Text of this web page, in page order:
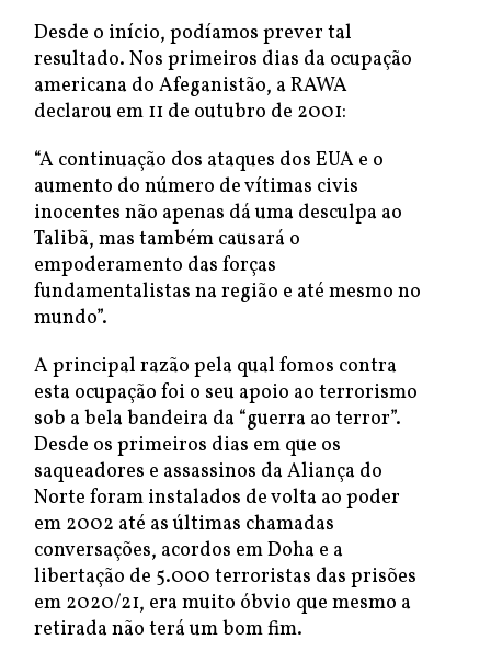
Desde o início, podíamos prever tal
resultado. Nos primeiros dias da ocupação
americana do Afeganistão, a RAWA
declarou em 11 de outubro de 2001:
“A continuação dos ataques dos EUA e o
aumento do número de vítimas civis
inocentes não apenas dá uma desculpa ao
Talibã, mas também causará o
empoderamento das forças
fundamentalistas na região e até mesmo no
mundo”.
A principal razão pela qual fomos contra
esta ocupação foi o seu apoio ao terrorismo
sob a bela bandeira da “guerra ao terror”.
Desde os primeiros dias em que os
saqueadores e assassinos da Aliança do
Norte foram instalados de volta ao poder
em 2002 até as últimas chamadas
conversações, acordos em Doha e a
libertação de 5.000 terroristas das prisões
em 2020/21, era muito óbvio que mesmo a
retirada não terá um bom fim.